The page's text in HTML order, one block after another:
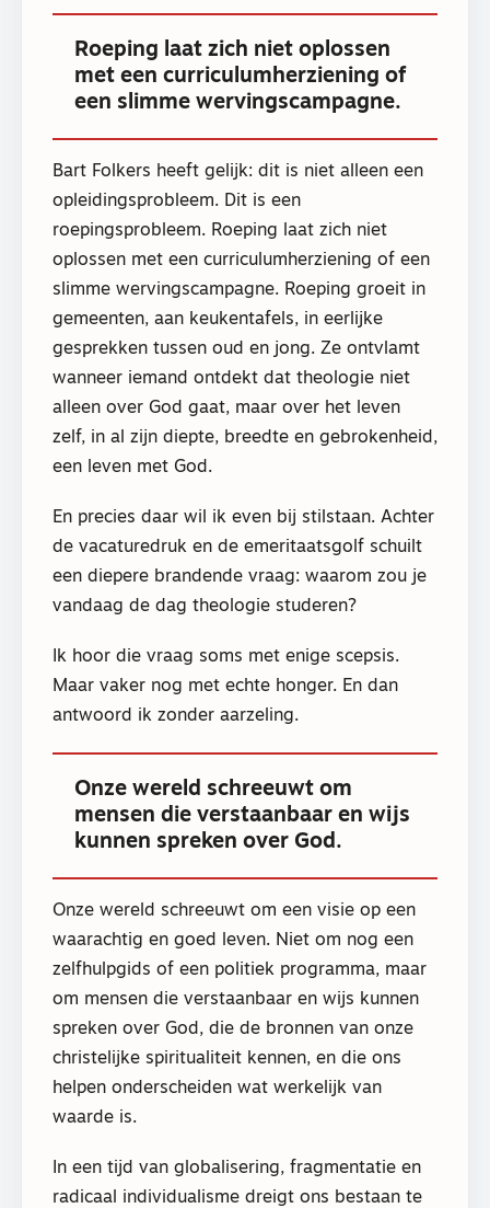
Roeping laat zich niet oplossen
met een curriculumherziening of
een slimme wervingscampagne.
Bart Folkers heeft gelijk: dit is niet alleen een
opleidingsprobleem. Dit is een
roepingsprobleem. Roeping laat zich niet
oplossen met een curriculumherziening of een
slimme wervingscampagne. Roeping groeit in
gemeenten, aan keukentafels, in eerlijke
gesprekken tussen oud en jong. Ze ontvlamt
wanneer iemand ontdekt dat theologie niet
alleen over God gaat, maar over het leven
zelf, in al zijn diepte, breedte en gebrokenheid,
een leven met God.
En precies daar wil ik even bij stilstaan. Achter
de vacaturedruk en de emeritaatsgolf schuilt
een diepere brandende vraag: waarom zou je
vandaag de dag theologie studeren?
Ik hoor die vraag soms met enige scepsis.
Maar vaker nog met echte honger. En dan
antwoord ik zonder aarzeling.
Onze wereld schreeuwt om
mensen die verstaanbaar en wijs
kunnen spreken over God.
Onze wereld schreeuwt om een visie op een
waarachtig en goed leven. Niet om nog een
zelfhulpgids of een politiek programma, maar
om mensen die verstaanbaar en wijs kunnen
spreken over God, die de bronnen van onze
christelijke spiritualiteit kennen, en die ons
helpen onderscheiden wat werkelijk van
waarde is.
In een tijd van globalisering, fragmentatie en
radicaal individualisme dreigt ons bestaan te